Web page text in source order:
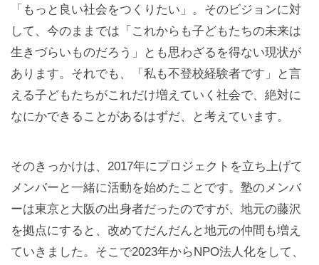
「もっと良い社会をつくりたい」。そのビジョンに対
して、今のままでは「これからも子どもたちの未来は
生きづらいものだろう」とも思わざるを得ない現状が
あります。それでも、「私も不登校経験者です」と言
える子どもたちがこれだけ増えていく社会で、絶対に
なにかできることがあるはずだ、と考えています。
そのきっかけは、2017年にプロジェクトを立ち上げて
メンバーと一緒に活動を始めたことです。塾のメンバ
ーは東京と大阪の出身者だったのですが、地元の藤沢
を拠点にすると、改めてだんだんと地元の仲間も増え
ていきました。そこで2023年からNPO法人化をして、